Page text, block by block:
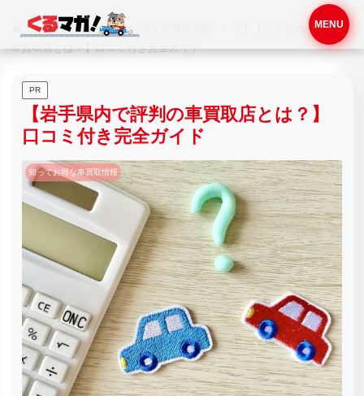
ホーム 知ってお得な車買取情報
【岩手県内で評判の
車買取店とは？】口コミ付き完全ガイド
PR
【岩手県内で評判の車買取店とは？】
口コミ付き完全ガイド
知ってお得な車買取情報
MENU